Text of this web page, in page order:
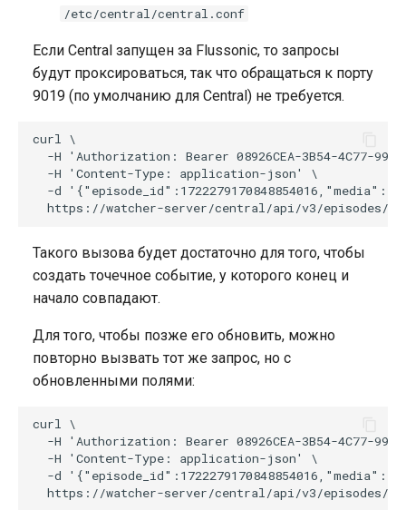
/etc/central/central.conf
Если Central запущен за Flussonic, то запросы
будут проксироваться, так что обращаться к порту
9019 (по умолчанию для Central) не требуется.
curl \
-H 'Authorization: Bearer 08926CEA-3B54-4C77-
  -H 'Content-Type: application-json' \
-d
Такого вызова будет достаточно для того, чтобы
создать точечное событие, у которого конец и
начало совпадают.
Для того, чтобы позже его обновить, можно
повторно вызвать тот же запрос, но с
обновленными полями:
curl \
-H 'Authorization: Bearer 08926CEA-3B54-4C77-
  -H 'Content-Type: application-json' \
-d